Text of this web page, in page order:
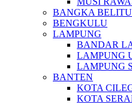
BANGKA
BENGKULU
LAMPUNG
BANDAR
LAMPUNG
LAMPUNG
BANTEN
KOTA
KOTA